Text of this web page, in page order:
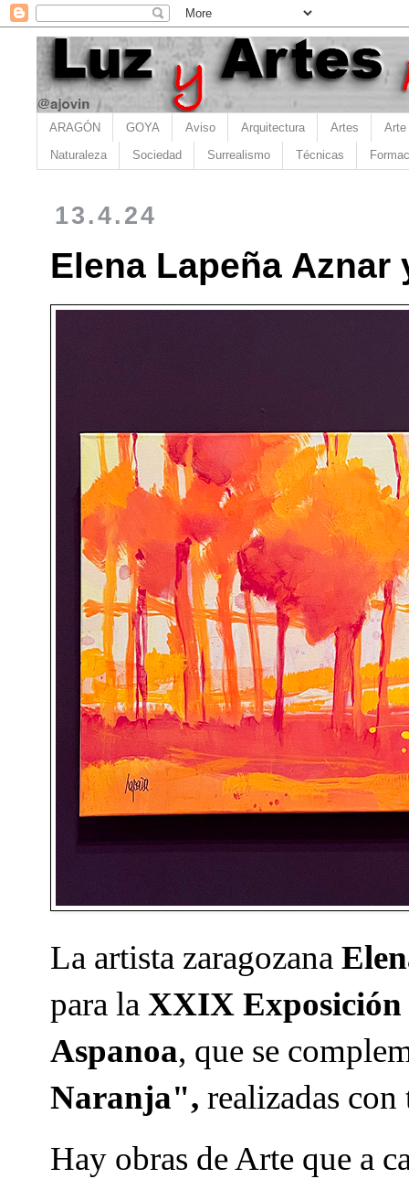
ARAGÓN GOYA Aviso Arquitectura Artes Arte
Naturaleza Sociedad Surrealismo Técnicas
13.4.24
Elena Lapeña
La artista zaragozana
para la XXIX Exposición
Aspanoa, que se
Naranja", realizadas
Hay obras de Arte que a